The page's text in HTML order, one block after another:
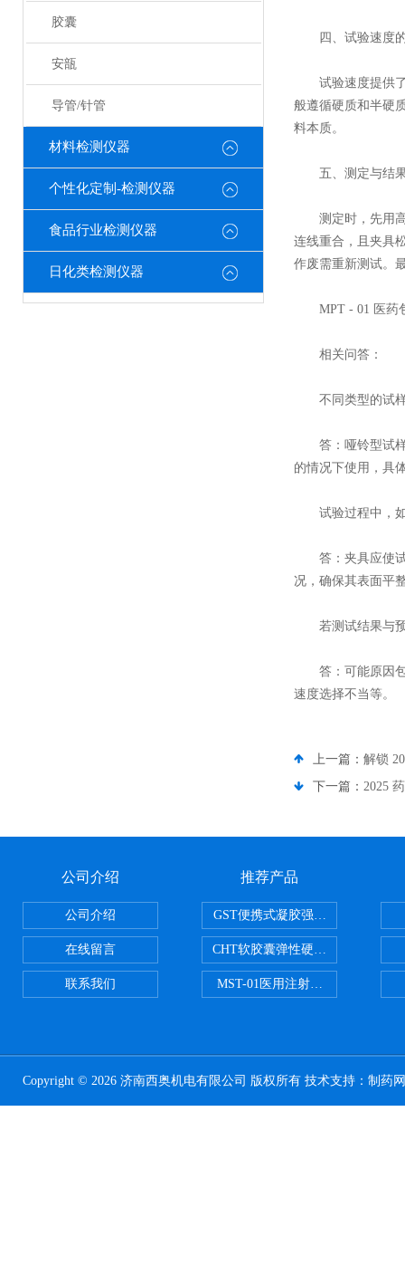
胶囊
安瓿
导管/针管
材料检测仪器
个性化定制-检测仪器
食品行业检测仪器
日化类检测仪器
四、试验速度的
试验速度提供了
般遵循硬质和半硬
料本质。
五、测定与结
测定时，先用高
连线重合，且夹具
作废需重新测试。
MPT - 01 医药包
相关问答：
不同类型的试样(
答：哑铃型试样
的情况下使用，具
试验过程中，如
答：夹具应使试
况，确保其表面平
若测试结果与预
答：可能原因包
速度选择不当等。
上一篇： 解锁
下一篇： 2025
公司介绍
公司介绍
在线留言
联系我们
推荐产品
GST便携式凝胶强度测定仪
CHT软胶囊弹性硬度测试仪
MST-01医用注射器测试仪
Copyright © 2026 济南西奥机电有限公司 版权所有 技术支持： 制药网